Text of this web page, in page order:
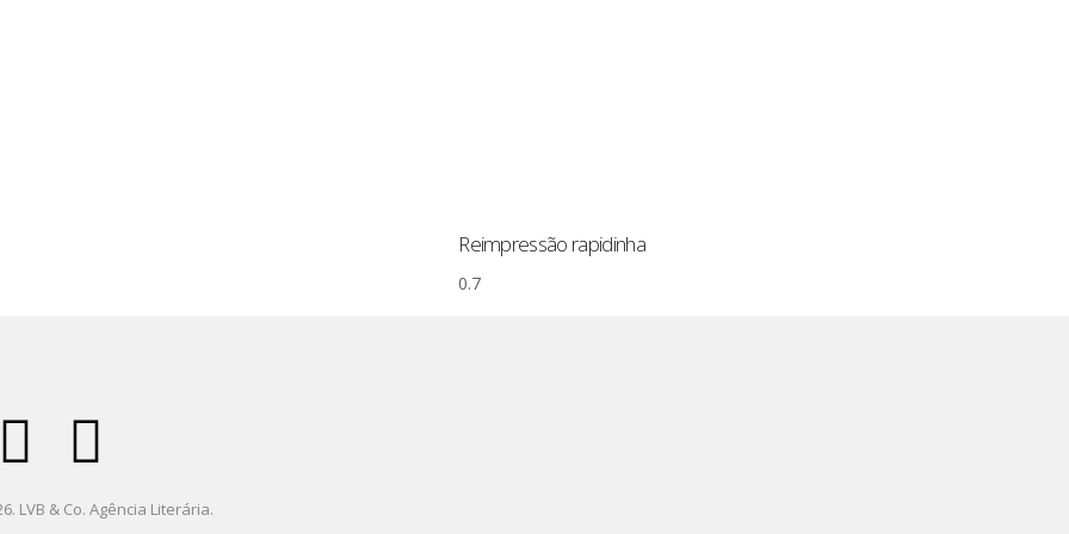
Reimpressão rapidinha
LVB & Co. Agência Literária.